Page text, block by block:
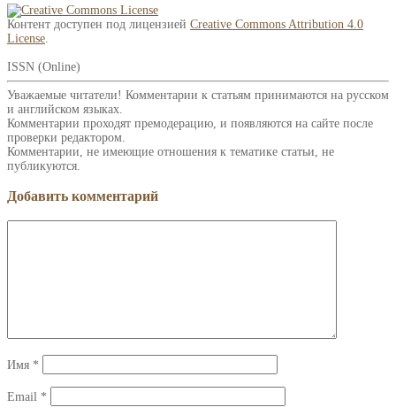
Контент доступен под лицензией Creative Commons Attribution 4.0
License
ISSN (Online)
Уважаемые читатели! Комментарии к статьям принимаются на русском
и английском языках.
Комментарии проходят премодерацию, и появляются на сайте после
проверки редактором.
Комментарии, не имеющие отношения к тематике статьи, не
публикуются.
Добавить комментарий
Имя *
Email *